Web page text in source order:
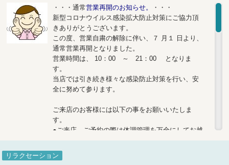
・・・通常営業再開のお知らせ。
・・・
新型コロナウイルス感染拡大防止対策にご協力頂
きありがとうございます。
この度、営業自粛の解除に伴い、７ 月１ 日より、
通常営業再開となりました。
営業時間は、 10：00 ～ 21：00 となりま
す。
当店では引き続き様々な感染防止対策を行い、安
全に努めて参ります。
ご来店のお客様には以下の事をお願いいたしま
す。
●ご来店、ご予約の際は体調管理を万全にしてお越
●入店時は、マスク着用・検温・手指消毒をお願い
しております。
リラクセーション